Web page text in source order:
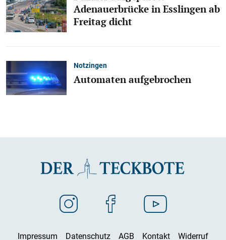
Adenauerbrücke in Esslingen ab
Freitag dicht
Notzingen
Automaten aufgebrochen
Impressum Datenschutz AGB Kontakt Widerruf